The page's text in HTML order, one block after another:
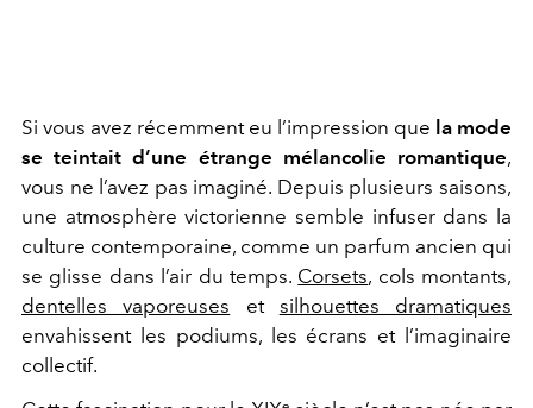
Si vous avez récemment eu l’impression que la mode
se teintait d’une étrange mélancolie romantique,
vous ne l’avez pas imaginé. Depuis plusieurs saisons,
une atmosphère victorienne semble infuser dans la
culture contemporaine, comme un parfum ancien qui
se glisse dans l’air du temps. Corsets, cols montants,
dentelles vaporeuses et silhouettes dramatiques
envahissent les podiums, les écrans et l’imaginaire
collectif.